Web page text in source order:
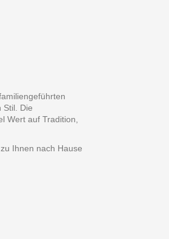
Stil. Die
Wert auf Tradition,
Ihnen nach Hause